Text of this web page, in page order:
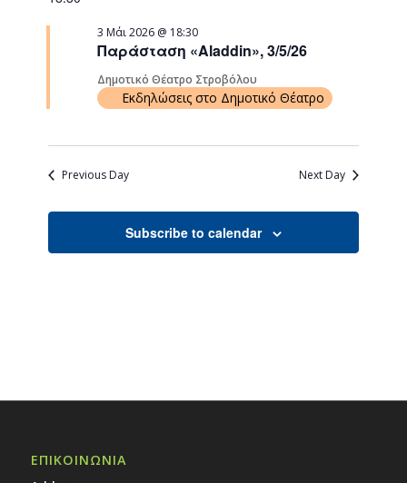
Παράσταση «Aladdin», 3/5/26
3 Μάι 2026 @ 18:30
Δημοτικό Θέατρο Στροβόλου
Εκδηλώσεις στο Δημοτικό Θέατρο
Previous Day Next Day
Subscribe to calendar
ΕΠΙΚΟΙΝΩΝΙΑ